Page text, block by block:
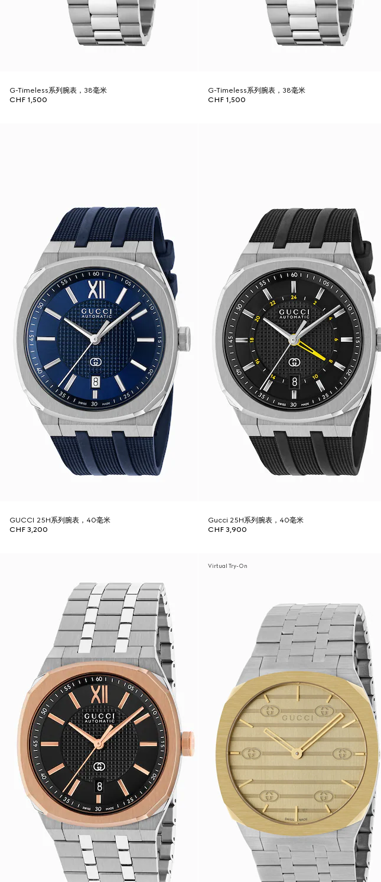
G-Timeless系列腕表，38毫米
CHF 1,500
G-Timeless系列腕表，38毫米
CHF 1,500
GUCCI 25H系列腕表，40毫米
CHF 3,200
Gucci 25H系列腕表，40毫米
CHF 3,900
Virtual Try-On